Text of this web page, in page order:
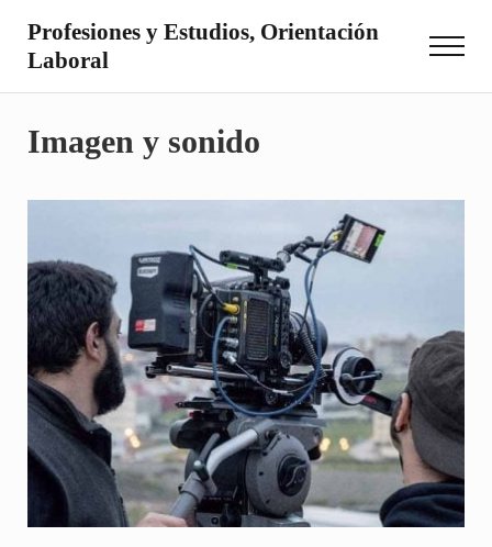
Profesiones y Estudios, Orientación
Laboral
Menu
Imagen y sonido